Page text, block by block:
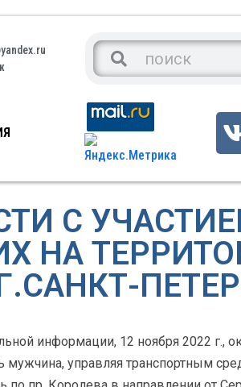
С
НА
информации, 12 ноября 2022 г.,
мужчина, управляя транспортным